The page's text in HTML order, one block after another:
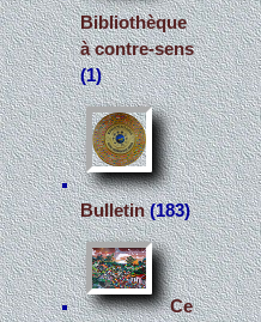
Bibliothèque
à contre-sens
(1)
Bulletin(183)
Ce